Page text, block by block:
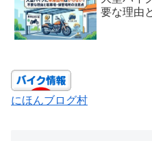
要な理由
にほんブログ村